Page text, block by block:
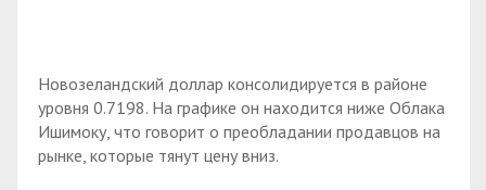
Новозеландский доллар консолидируется в районе
уровня 0.7198. На графике он находится ниже Облака
Ишимоку, что говорит о преобладании продавцов на
рынке, которые тянут цену вниз.